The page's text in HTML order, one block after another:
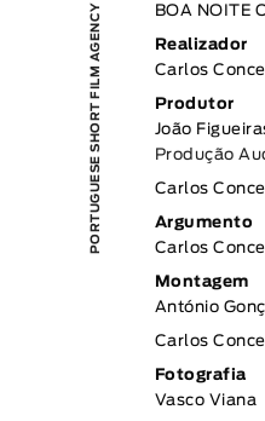
PORTUGUESE SHORT FILM AGENCY
BOA NOITE
Realizador
Carlos
Produtor
João
Produção
Carlos
Argumento
Carlos
Montagem
António
Carlos
Fotografia
Vasco Viana